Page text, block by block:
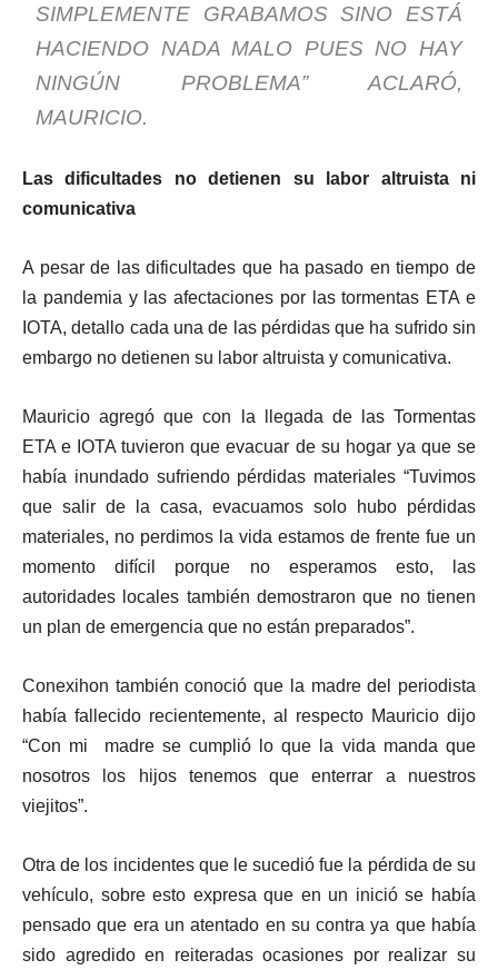
SIMPLEMENTE GRABAMOS SINO ESTÁ
HACIENDO NADA MALO PUES NO HAY
NINGÚN PROBLEMA” ACLARÓ,
MAURICIO.
Las dificultades no detienen su labor altruista ni
comunicativa
A pesar de las dificultades que ha pasado en tiempo de
la pandemia y las afectaciones por las tormentas ETA e
IOTA, detallo cada una de las pérdidas que ha sufrido sin
embargo no detienen su labor altruista y comunicativa.
Mauricio agregó que con la llegada de las Tormentas
ETA e IOTA tuvieron que evacuar de su hogar ya que se
había inundado sufriendo pérdidas materiales “Tuvimos
que salir de la casa, evacuamos solo hubo pérdidas
materiales, no perdimos la vida estamos de frente fue un
momento difícil porque no esperamos esto, las
autoridades locales también demostraron que no tienen
un plan de emergencia que no están preparados”.
Conexihon también conoció que la madre del periodista
había fallecido recientemente, al respecto Mauricio dijo
“Con mi madre se cumplió lo que la vida manda que
nosotros los hijos tenemos que enterrar a nuestros
viejitos”.
Otra de los incidentes que le sucedió fue la pérdida de su
vehículo, sobre esto expresa que en un inició se había
pensado que era un atentado en su contra ya que había
sido agredido en reiteradas ocasiones por realizar su